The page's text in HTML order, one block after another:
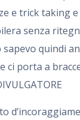
e trick taking
senza
quindi
ci porta a